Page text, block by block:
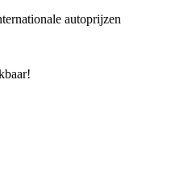
autoprijzen